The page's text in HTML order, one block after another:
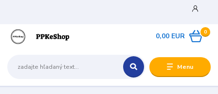
Menu
0
0,00 EUR